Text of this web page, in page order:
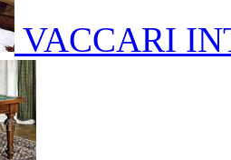
VACCARI